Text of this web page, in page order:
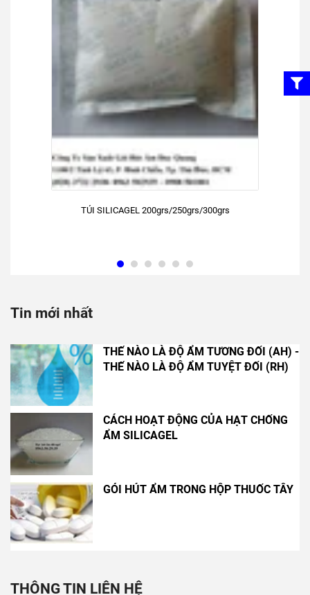
TÚI SILICAGEL 200grs/250grs/300grs
Tin mới nhất
THẾ NÀO LÀ ĐỘ ẨM TƯƠNG ĐỐI (AH) -
THẾ NÀO LÀ ĐỘ ẨM TUYỆT ĐỐI (RH)
CÁCH HOẠT ĐỘNG CỦA HẠT CHỐNG
ẨM SILICAGEL
GÓI HÚT ẨM TRONG HỘP THUỐC TÂY
THÔNG TIN LIÊN HỆ